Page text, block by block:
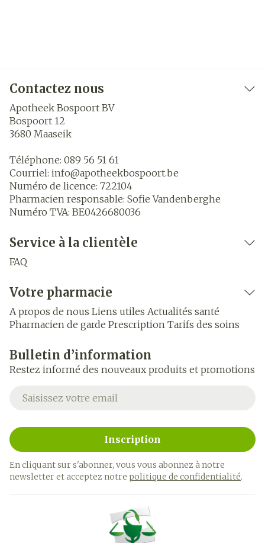
Contactez nous
Apotheek Bospoort BV
Bospoort 12
3680 Maaseik
Téléphone: 089 56 51 61
Courriel: info@apotheekbospoort.be
Numéro de licence: 722104
Pharmacien responsable: Sofie Vandenberghe
Numéro TVA: BE0426680036
Service à la clientèle
FAQ
Votre pharmacie
A propos de nous Liens utiles Actualités santé
Pharmacien de garde Prescription Tarifs des soins
Bulletin d’information
Restez informé des nouveaux produits et promotions
Adresse mail
Inscription
En cliquant sur s'abonner, vous vous abonnez à notre
newsletter et acceptez notre politique de confidentialité.